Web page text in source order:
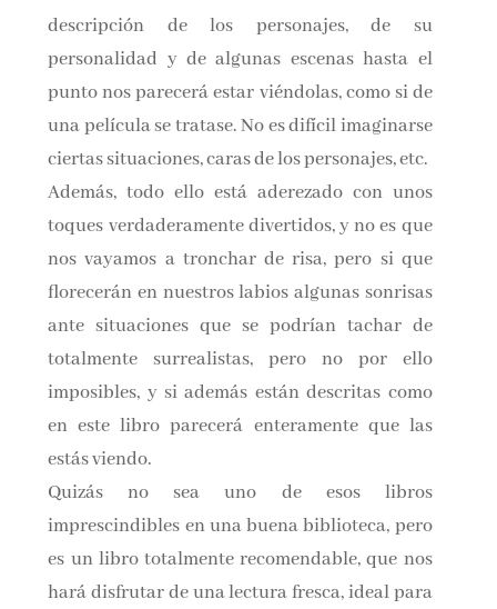
descripción de los personajes, de su
personalidad y de algunas escenas hasta el
punto nos parecerá estar viéndolas, como si de
una película se tratase. No es difícil imaginarse
ciertas situaciones, caras de los personajes, etc.
Además, todo ello está aderezado con unos
toques verdaderamente divertidos, y no es que
nos vayamos a tronchar de risa, pero si que
florecerán en nuestros labios algunas sonrisas
ante situaciones que se podrían tachar de
totalmente surrealistas, pero no por ello
imposibles, y si además están descritas como
en este libro parecerá enteramente que las
estás viendo.
Quizás no sea uno de esos libros
imprescindibles en una buena biblioteca, pero
es un libro totalmente recomendable, que nos
hará disfrutar de una lectura fresca, ideal para